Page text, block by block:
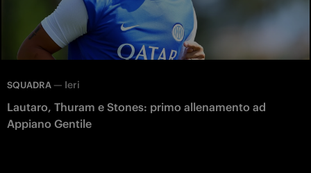
SQUADRA — Ieri
Lautaro, Thuram e Stones: primo allenamento ad
Appiano Gentile